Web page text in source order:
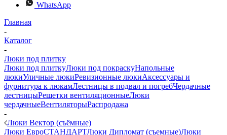
WhatsApp
Главная
-
Каталог
-
Люки под плитку
Люки под плиткуЛюки под покраскуНапольные
люкиУличные люкиРевизионные люкиАксессуары и
фурнитура к люкамЛестницы в подвал и погребЧердачные
лестницыРешетки вентиляционныеЛюки
чердачныеВентиляторыРаспродажа
-
Люки Вектор (съёмные)
Люки ЕвроСТАНДАРТЛюки Дипломат (съемные)Люки